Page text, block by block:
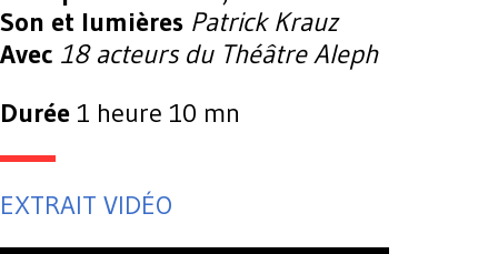
Son et lumières Patrick Krauz
Avec 18 acteurs du Théâtre Aleph
Durée 1 heure 10 mn
EXTRAIT VIDÉO